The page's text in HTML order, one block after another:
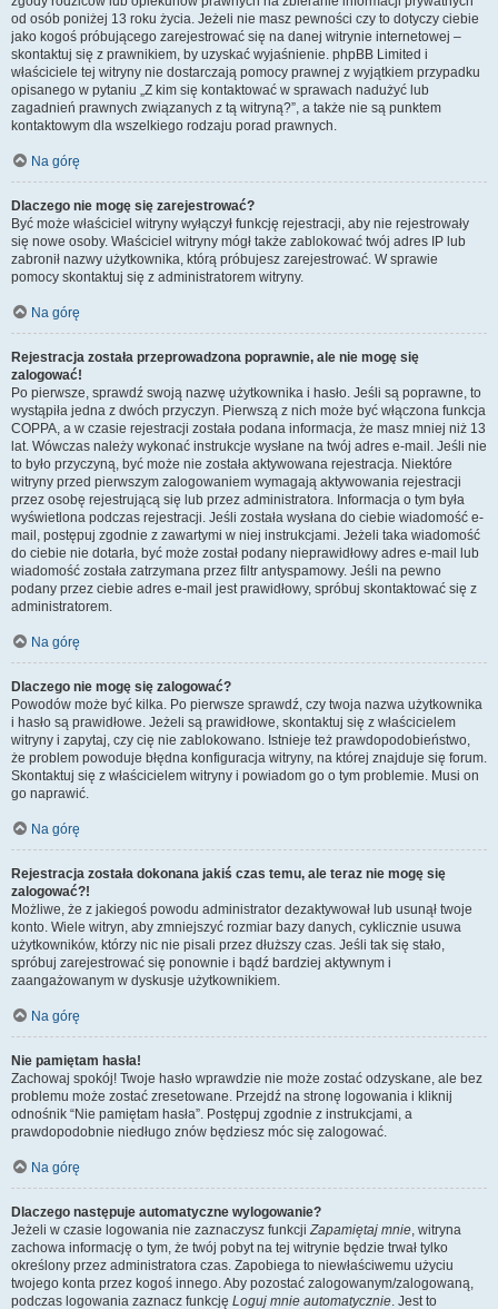
od osób poniżej 13 roku życia. Jeżeli nie masz pewności czy to dotyczy ciebie
jako kogoś próbującego zarejestrować się na danej witrynie internetowej –
skontaktuj się z prawnikiem, by uzyskać wyjaśnienie. phpBB Limited i
właściciele tej witryny nie dostarczają pomocy prawnej z wyjątkiem przypadku
opisanego w pytaniu „Z kim się kontaktować w sprawach nadużyć lub
zagadnień prawnych związanych z tą witryną?”, a także nie są punktem
kontaktowym dla wszelkiego rodzaju porad prawnych.
Na górę
Dlaczego nie mogę się zarejestrować?
Być może właściciel witryny wyłączył funkcję rejestracji, aby nie rejestrowały
się nowe osoby. Właściciel witryny mógł także zablokować twój adres IP lub
zabronił nazwy użytkownika, którą próbujesz zarejestrować. W sprawie
pomocy skontaktuj się z administratorem witryny.
Na górę
Rejestracja została przeprowadzona poprawnie, ale nie mogę się
zalogować!
Po pierwsze, sprawdź swoją nazwę użytkownika i hasło. Jeśli są poprawne, to
wystąpiła jedna z dwóch przyczyn. Pierwszą z nich może być włączona funkcja
COPPA, a w czasie rejestracji została podana informacja, że masz mniej niż 13
lat. Wówczas należy wykonać instrukcje wysłane na twój adres e-mail. Jeśli nie
to było przyczyną, być może nie została aktywowana rejestracja. Niektóre
witryny przed pierwszym zalogowaniem wymagają aktywowania rejestracji
przez osobę rejestrującą się lub przez administratora. Informacja o tym była
wyświetlona podczas rejestracji. Jeśli została wysłana do ciebie wiadomość e-
mail, postępuj zgodnie z zawartymi w niej instrukcjami. Jeżeli taka wiadomość
do ciebie nie dotarła, być może został podany nieprawidłowy adres e-mail lub
wiadomość została zatrzymana przez filtr antyspamowy. Jeśli na pewno
podany przez ciebie adres e-mail jest prawidłowy, spróbuj skontaktować się z
administratorem.
Na górę
Dlaczego nie mogę się zalogować?
Powodów może być kilka. Po pierwsze sprawdź, czy twoja nazwa użytkownika
i hasło są prawidłowe. Jeżeli są prawidłowe, skontaktuj się z właścicielem
witryny i zapytaj, czy cię nie zablokowano. Istnieje też prawdopodobieństwo,
że problem powoduje błędna konfiguracja witryny, na której znajduje się forum.
Skontaktuj się z właścicielem witryny i powiadom go o tym problemie. Musi on
go naprawić.
Na górę
Rejestracja została dokonana jakiś czas temu, ale teraz nie mogę się
zalogować?!
Możliwe, że z jakiegoś powodu administrator dezaktywował lub usunął twoje
konto. Wiele witryn, aby zmniejszyć rozmiar bazy danych, cyklicznie usuwa
użytkowników, którzy nic nie pisali przez dłuższy czas. Jeśli tak się stało,
spróbuj zarejestrować się ponownie i bądź bardziej aktywnym i
zaangażowanym w dyskusje użytkownikiem.
Na górę
Nie pamiętam hasła!
Zachowaj spokój! Twoje hasło wprawdzie nie może zostać odzyskane, ale bez
problemu może zostać zresetowane. Przejdź na stronę logowania i kliknij
odnośnik “Nie pamiętam hasła”. Postępuj zgodnie z instrukcjami, a
prawdopodobnie niedługo znów będziesz móc się zalogować.
Na górę
Dlaczego następuje automatyczne wylogowanie?
Jeżeli w czasie logowania nie zaznaczysz funkcjiZapamiętaj mnie, witryna
zachowa informację o tym, że twój pobyt na tej witrynie będzie trwał tylko
określony przez administratora czas. Zapobiega to niewłaściwemu użyciu
twojego konta przez kogoś innego. Aby pozostać zalogowanym/zalogowaną,
podczas logowania zaznacz funkcję Loguj mnie automatycznie. Jest to